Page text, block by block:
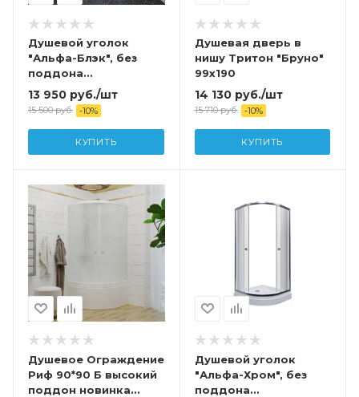
Душевой уголок
"Альфа-Блэк", без
поддона
1000x1000x1850
13 950 руб./шт
15 500руб. -10%
КУПИТЬ
Душевая дверь в
нишу Тритон "Бруно"
99x190
14 130руб./шт
15 710руб. -10%
КУПИТЬ
Душевое Ограждение
Риф 90*90 Б высокий
поддон новинка
Душевой уголок
"Альфа-Хром", без
поддона